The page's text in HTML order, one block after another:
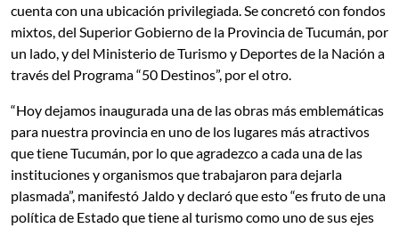
cuenta con una ubicación privilegiada. Se concretó con fondos
mixtos, del Superior Gobierno de la Provincia de Tucumán, por
un lado, y del Ministerio de Turismo y Deportes de la Nación a
través del Programa “50 Destinos”, por el otro.
“Hoy dejamos inaugurada una de las obras más emblemáticas
para nuestra provincia en uno de los lugares más atractivos
que tiene Tucumán, por lo que agradezco a cada una de las
instituciones y organismos que trabajaron para dejarla
plasmada”, manifestó Jaldo y declaró que esto “es fruto de una
política de Estado que tiene al turismo como uno de sus ejes